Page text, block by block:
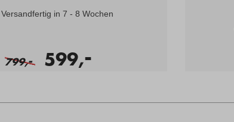
Versandfertig in 7 - 8 Wochen
799,- 599,
-